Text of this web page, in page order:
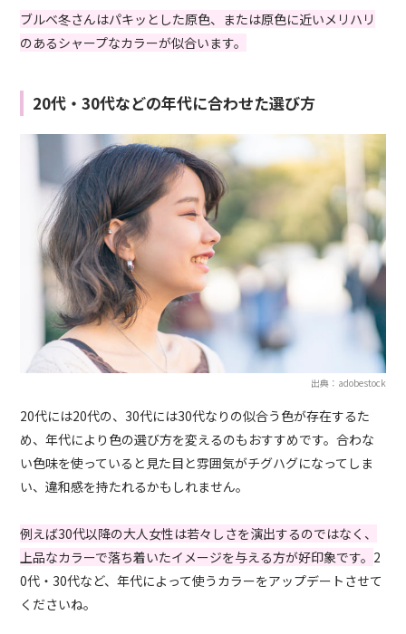
ブルベ冬さんはパキッとした原色、または原色に近いメリハリ
のあるシャープなカラーが似合います。
20代・30代などの年代に合わせた選び方
出典：adobestock
20代には20代の、30代には30代なりの似合う色が存在するた
め、年代により色の選び方を変えるのもおすすめです。合わな
い色味を使っていると見た目と雰囲気がチグハグになってしま
い、違和感を持たれるかもしれません。
例えば30代以降の大人女性は若々しさを演出するのではなく、
上品なカラーで落ち着いたイメージを与える方が好印象です。 2
0代・30代など、年代によって使うカラーをアップデートさせて
くださいね。